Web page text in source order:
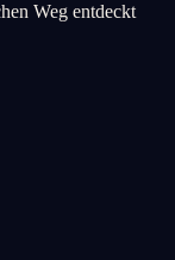
Weg entdeckt